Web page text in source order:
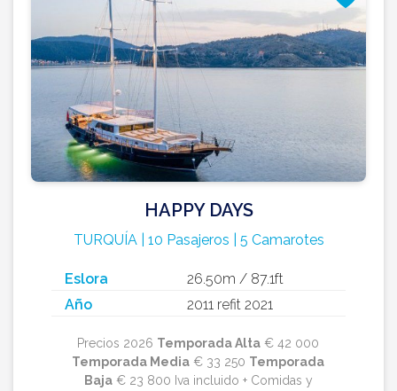
HAPPY DAYS
TURQUÍA | 10 Pasajeros | 5 Camarotes
Eslora
26.50m / 87.1ft
Año
2011 refit 2021
Precios 2026 Temporada Alta € 42 000
Temporada Media € 33 250 Temporada
Baja€ 23 800 Iva incluido + Comidas y